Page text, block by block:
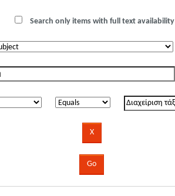
Search only items with full text availability